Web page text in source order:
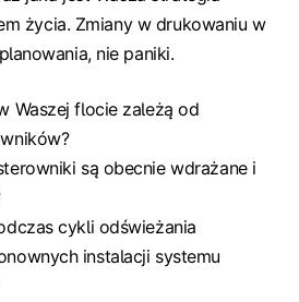
życia. Zmiany w drukowaniu w
nie paniki.
Waszej flocie zależą od
są obecnie wdrażane i
cykli odświeżania
instalacji systemu